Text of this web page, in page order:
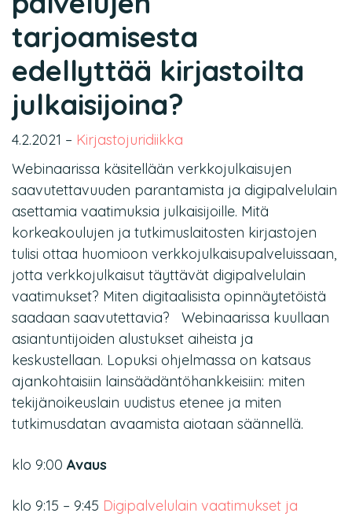
tarjoamisesta
edellyttää kirjastoilta
julkaisijoina?
4.2.2021 – Kirjastojuridiikka
Webinaarissa käsitellään verkkojulkaisujen
saavutettavuuden parantamista ja digipalvelulain
asettamia vaatimuksia julkaisijoille. Mitä
korkeakoulujen ja tutkimuslaitosten kirjastojen
tulisi ottaa huomioon verkkojulkaisupalveluissaan,
jotta verkkojulkaisut täyttävät digipalvelulain
vaatimukset? Miten digitaalisista opinnäytetöistä
saadaan saavutettavia? Webinaarissa kuullaan
asiantuntijoiden alustukset aiheista ja
keskustellaan. Lopuksi ohjelmassa on katsaus
ajankohtaisiin lainsäädäntöhankkeisiin: miten
tekijänoikeuslain uudistus etenee ja miten
tutkimusdatan avaamista aiotaan säännellä.
klo 9:00 Avaus
klo 9:15 – 9:45 Digipalvelulain vaatimukset ja